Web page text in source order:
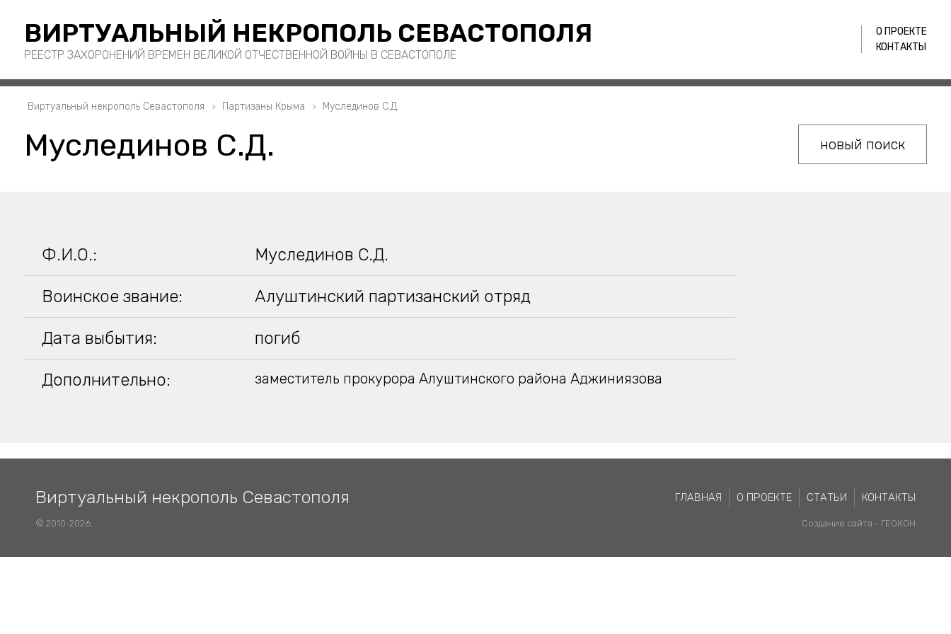
ВИРТУАЛЬНЫЙ НЕКРОПОЛЬ СЕВАСТОПОЛЯ
РЕЕСТР ЗАХОРОНЕНИЙ ВРЕМЕН ВЕЛИКОЙ ОТЧЕСТВЕННОЙ ВОЙНЫ В СЕВАСТОПОЛЕ
О ПРОЕКТЕ
КОНТАКТЫ
Виртуальный некрополь Севастополя Партизаны Крыма Муслединов С.Д.
Муслединов С.Д. новый поиск
Ф.И.О.: Муслединов С.Д.
Воинское звание: Алуштинский партизанский отряд
Дата выбытия: погиб
Дополнительно: заместитель прокурора Алуштинского района Аджиниязова
Виртуальный некрополь Севастополя
© 2010-2026.
ГЛАВНАЯ О ПРОЕКТЕ СТАТЬИ КОНТАКТЫ
Создание сайта - ГЕОКОН